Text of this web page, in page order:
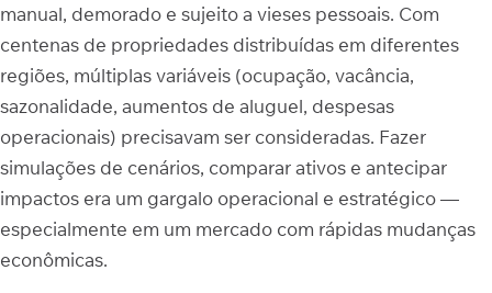
manual, demorado e sujeito a vieses pessoais. Com
centenas de propriedades distribuídas em diferentes
regiões, múltiplas variáveis (ocupação, vacância,
sazonalidade, aumentos de aluguel, despesas
operacionais) precisavam ser consideradas. Fazer
simulações de cenários, comparar ativos e antecipar
impactos era um gargalo operacional e estratégico —
especialmente em um mercado com rápidas mudanças
econômicas.